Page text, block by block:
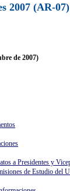
2007 (AR-07)
de 2007)
a Presidentes y
de Estudio del